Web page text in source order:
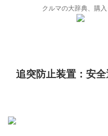
クルマの大辞典、購
追突防止装置：安